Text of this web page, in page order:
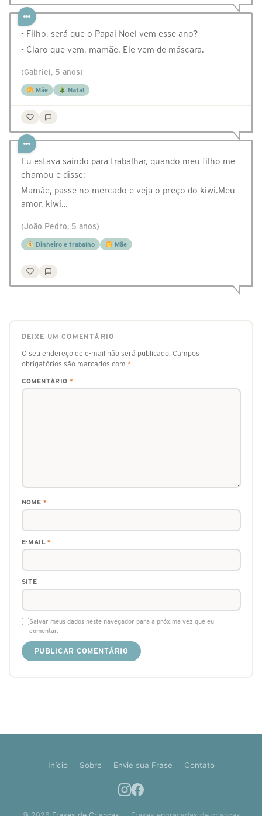
- Filho, será que o Papai Noel vem esse ano?
- Claro que vem, mamãe. Ele vem de máscara.
(Gabriel, 5 anos)
Mãe Natal
Eu estava saindo para trabalhar, quando meu filho me
chamou e disse:
Mamãe, passe no mercado e veja o preço do kiwi.Meu
amor, kiwi…
(João Pedro, 5 anos)
Dinheiro e trabalho Mãe
DEIXE UM COMENTÁRIO
O seu endereço de e-mail não será publicado. Campos
obrigatórios são marcados com *
COMENTÁRIO *
NOME *
E-MAIL*
SITE
Salvar meus dados neste navegador para a próxima vez que eu
comentar.
Início Sobre Envie sua Frase Contato